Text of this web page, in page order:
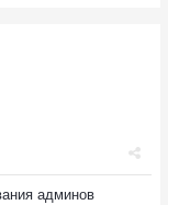
админов